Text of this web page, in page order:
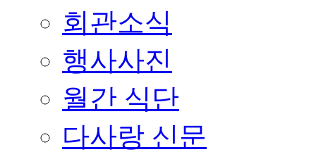
회관소식
행사사진
월간 식단
다사랑 신문